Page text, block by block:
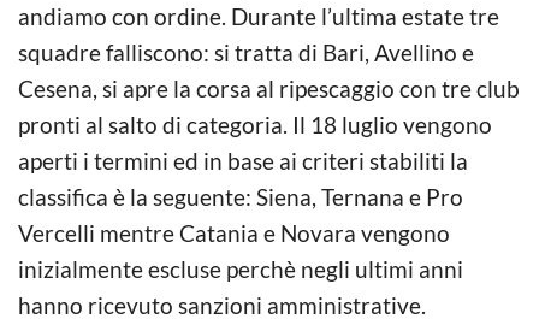
andiamo con ordine. Durante l’ultima estate tre
squadre falliscono: si tratta di Bari, Avellino e
Cesena, si apre la corsa al ripescaggio con tre club
pronti al salto di categoria. Il 18 luglio vengono
aperti i termini ed in base ai criteri stabiliti la
classifica è la seguente: Siena, Ternana e Pro
Vercelli mentre Catania e Novara vengono
inizialmente escluse perchè negli ultimi anni
hanno ricevuto sanzioni amministrative.